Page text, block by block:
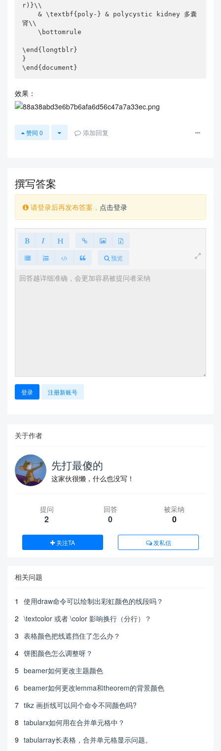
r)}\\
    & \textbf{poly-} & polycystic kidney 多囊
肾\\
    \bottomrule
\end{longtblr}
}
\end{document}
效果：
赞同 0 添加回复
撰写答案
请登录后再发布答案， 点击登录
预览
登录 注册新账号
关于作者
先打最傻的
这家伙很懒，什么也没写！
提问
2
回答
0
被采纳
0
关注TA 发私信
相关问题
1
使用draw命令可以绘制出彩虹颜色的线段吗？
2 \textcolor 或者 \color 影响换行（分行）？
3 表格颜色把线遮挡住了怎么办？
4 饼图颜色怎么调整呀？
5 beamer如何更改主题颜色
6 beamer如何更改lemma和theorem的背景颜色
7 tikz 画折线可以同个命令不同颜色吗?
8 tabularx如何用在合并单元格中？
9 tabularray长表格，合并单元格显示问题。